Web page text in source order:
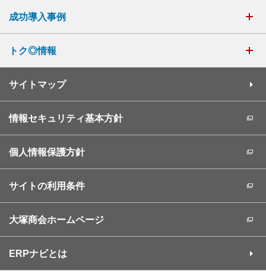
成功導入事例
トク◎情報
サイトマップ
情報セキュリティ基本方針
個人情報保護方針
サイトの利用条件
大塚商会ホームページ
ERPナビとは